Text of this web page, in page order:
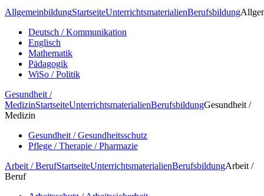
AllgemeinbildungStartseiteUnterrichtsmaterialienBerufsbildung
Deutsch / Kommunikation
Englisch
Mathematik
Pädagogik
WiSo / Politik
Gesundheit /
MedizinStartseiteUnterrichtsmaterialienBerufsbildungGesundheit /
Medizin
Gesundheit / Gesundheitsschutz
Pflege / Therapie / Pharmazie
Arbeit / BerufStartseiteUnterrichtsmaterialienBerufsbildungArbeit /
Beruf